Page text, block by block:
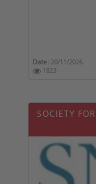
Date : 20/11/2026
1823
SOCIETY